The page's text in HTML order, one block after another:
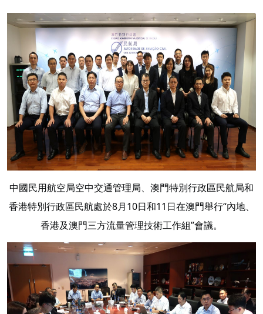
中國民用航空局空中交通管理局、澳門特別行政區民航局和
香港特別行政區民航處於8月10日和11日在澳門舉行“內地、
香港及澳門三方流量管理技術工作組”會議。